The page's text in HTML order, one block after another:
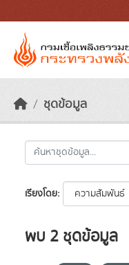
ชุดข้อมูล
เรียงโดย
พบ 2 ชุดข้อมูล